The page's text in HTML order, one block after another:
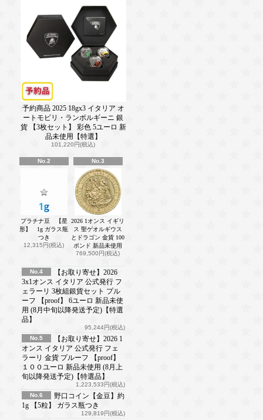
予約商品 2025 18gx3 イタリア オ
ートモビリ・ランボルギーニ 銀
貨 【3枚セット】 彩色 5ユーロ 新
品未使用【特選】
101,220円(税込)
No.2
プラチナ豆 【星
形】 1g ガラス瓶
つき
12,315円(税込)
No.3
2026 1オンス イギリ
ス 聖ゲオルギウス
とドラゴン 金貨 100
ポンド 新品未使用
769,500円(税込)
No.4
【お取り寄せ】2026
3x1オンス イタリア 公式発行 フ
ェラーリ 3枚組銀貨セット プル
ーフ 【proof】 6ユーロ 新品未使
用 (8月中旬以降発送予定)【特選
品】
95,244円(税込)
No.5
【お取り寄せ】2026 1
オンス イタリア 公式発行 フェ
ラーリ 金貨 プルーフ 【proof】
１００ユーロ 新品未使用 (8月上
旬以降発送予定)【特選品】
1,223,533円(税込)
No.6
野口コイン【金豆】約
1g 【5粒】 ガラス瓶つき
129,819円(税込)